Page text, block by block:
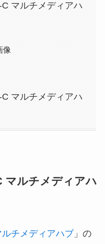
マルチメディアハ
像
マルチメディアハ
マルチメディアハ
チメディアハブ」の